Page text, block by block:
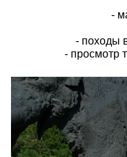
-
- походы
- просмотр
24975_0.jpg